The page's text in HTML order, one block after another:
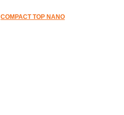
COMPACT TOP NANO